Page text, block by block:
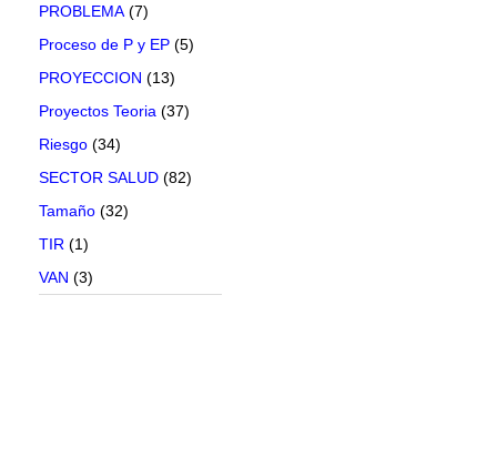
PROBLEMA (7)
Proceso de P y EP (5)
PROYECCION (13)
Proyectos Teoria (37)
Riesgo (34)
SECTOR SALUD (82)
Tamaño (32)
TIR (1)
VAN (3)